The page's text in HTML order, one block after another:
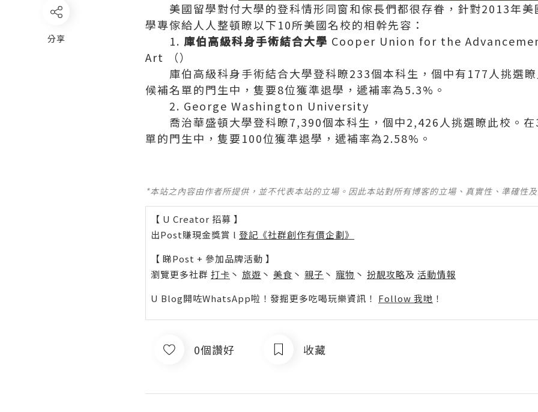
美國留學對付大學的登科情形同窗和傢長們都很存眷，針對2013年美
學專傢給人人整頓瞭以下10所美國名校的相幹先容：
1. 庫伯高級科身手術結合大學 Cooper Union for the
Art （）
庫伯高級科身手術結合大學登科瞭233個本科生，個中有177人挑選
候補名單的門生中，隻要8位獲準退學，遞補率為5.3%。
2. George Washington University
喬治華盛頓大學登科瞭7,390個本科生，個中2,426人挑選瞭此校。
單的門生中，隻要100位獲準退學，遞補率為2.58%。
*本站之內容由作者所提供，並不代表本站的立場。因此本站對所有博客的立場、真實性、準確性
【 U Creator 招募 】
出Post賺現金獎賞 l 登記《社群創作有價企劃》
【 睇Post + 參加品牌活動 】
瀏覽更多社群 打卡 丶 旅遊 丶 美食 丶 親子 丶 寵物 丶 扮靚攻略及 活動情報
U Blog開咗WhatsApp啦！發掘更多吃喝玩樂資訊！ Follow 我哋 ！
0個讚好 收藏
分享